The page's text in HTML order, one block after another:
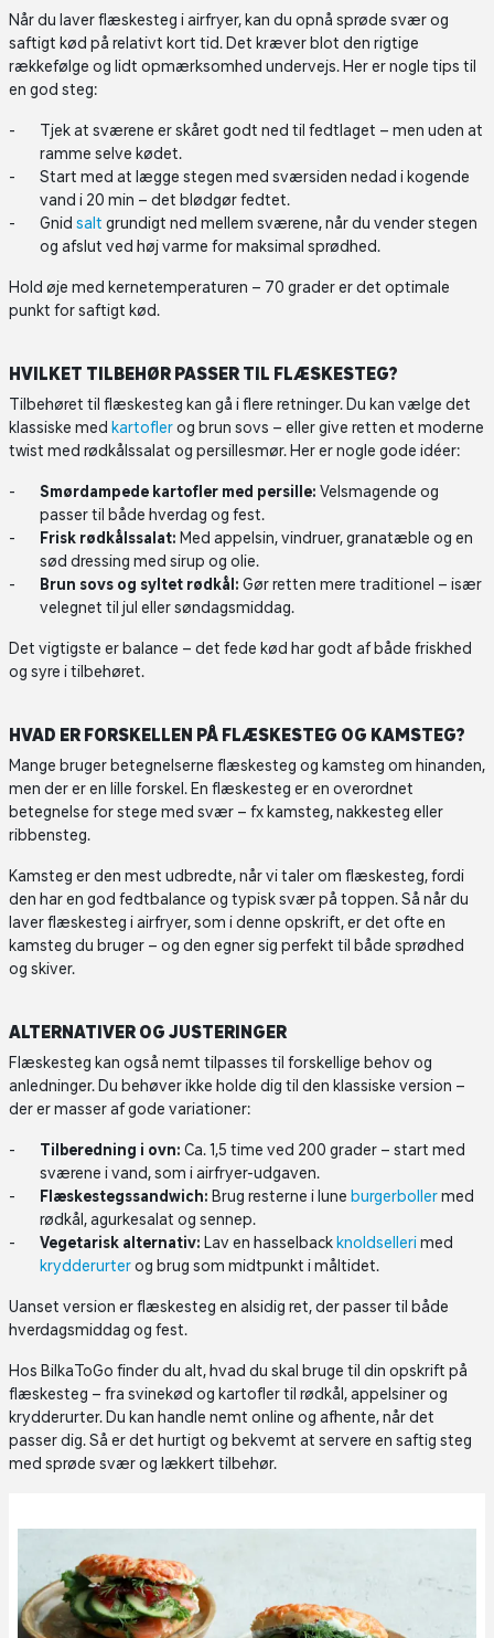
Når du laver flæskesteg i airfryer, kan du opnå sprøde svær og
saftigt kød på relativt kort tid. Det kræver blot den rigtige
rækkefølge og lidt opmærksomhed undervejs. Her er nogle tips til
en god steg:
Tjek at sværene er skåret godt ned til fedtlaget – men uden at
ramme selve kødet.
Start med at lægge stegen med sværsiden nedad i kogende
vand i 20 min – det blødgør fedtet.
Gnid salt grundigt ned mellem sværene, når du vender stegen
og afslut ved høj varme for maksimal sprødhed.
Hold øje med kernetemperaturen – 70 grader er det optimale
punkt for saftigt kød.
HVILKET TILBEHØR PASSER TIL FLÆSKESTEG?
Tilbehøret til flæskesteg kan gå i flere retninger. Du kan vælge det
klassiske med kartoflerog brun sovs – eller give retten et moderne
twist med rødkålssalat og persillesmør. Her er nogle gode idéer:
Smørdampede kartofler med persille: Velsmagende og
passer til både hverdag og fest.
Frisk rødkålssalat: Med appelsin, vindruer, granatæble og en
sød dressing med sirup og olie.
Brun sovs og syltet rødkål: Gør retten mere traditionel – især
velegnet til jul eller søndagsmiddag.
Det vigtigste er balance – det fede kød har godt af både friskhed
og syre i tilbehøret.
HVAD ER FORSKELLEN PÅ FLÆSKESTEG OG KAMSTEG?
Mange bruger betegnelserne flæskesteg og kamsteg om hinanden,
men der er en lille forskel. En flæskesteg er en overordnet
betegnelse for stege med svær – fx kamsteg, nakkesteg eller
ribbensteg.
Kamsteg er den mest udbredte, når vi taler om flæskesteg, fordi
den har en god fedtbalance og typisk svær på toppen. Så når du
laver flæskesteg i airfryer, som i denne opskrift, er det ofte en
kamsteg du bruger – og den egner sig perfekt til både sprødhed
og skiver.
ALTERNATIVER OG JUSTERINGER
Flæskesteg kan også nemt tilpasses til forskellige behov og
anledninger. Du behøver ikke holde dig til den klassiske version –
der er masser af gode variationer:
Tilberedning i ovn: Ca. 1,5 time ved 200 grader – start med
sværene i vand, som i airfryer-udgaven.
Flæskestegssandwich: Brug resterne i lune burgerbollermed
rødkål, agurkesalat og sennep.
Vegetarisk alternativ: Lav en hasselback knoldsellerimed
krydderurterog brug som midtpunkt i måltidet.
Uanset version er flæskesteg en alsidig ret, der passer til både
hverdagsmiddag og fest.
Hos BilkaToGo finder du alt, hvad du skal bruge til din opskrift på
flæskesteg – fra svinekød og kartofler til rødkål, appelsiner og
krydderurter. Du kan handle nemt online og afhente, når det
passer dig. Så er det hurtigt og bekvemt at servere en saftig steg
med sprøde svær og lækkert tilbehør.